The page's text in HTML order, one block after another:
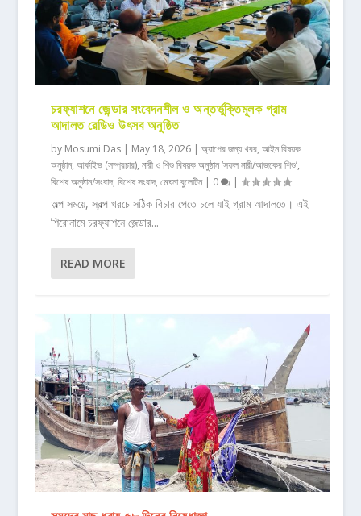
চরফ্যাশনে জেন্ডার সংবেদনশীল ও অন্তর্ভুক্তিমূলক গ্রাম
আদালত রেডিও উৎসব অনুষ্ঠিত
by Mosumi Das| May 18, 2026| অ্যাপের জন্য খবর, আইন বিষয়ক
অনুষ্ঠান, আর্কাইভ (সম্প্রচার), নারী ও শিশু বিষয়ক অনুষ্ঠান ‘সফল নারী/আজকের শিশু’,
বিশেষ অনুষ্ঠান/সংবাদ, বিশেষ সংবাদ, মেঘনা বুলেটিন| 0 |
অল্প সময়ে, স্বল্প খরচে সঠিক বিচার পেতে চলে যাই গ্রাম আদালতে। এই
শিরোনামে চরফ্যাশনে জেন্ডার...
READ MORE